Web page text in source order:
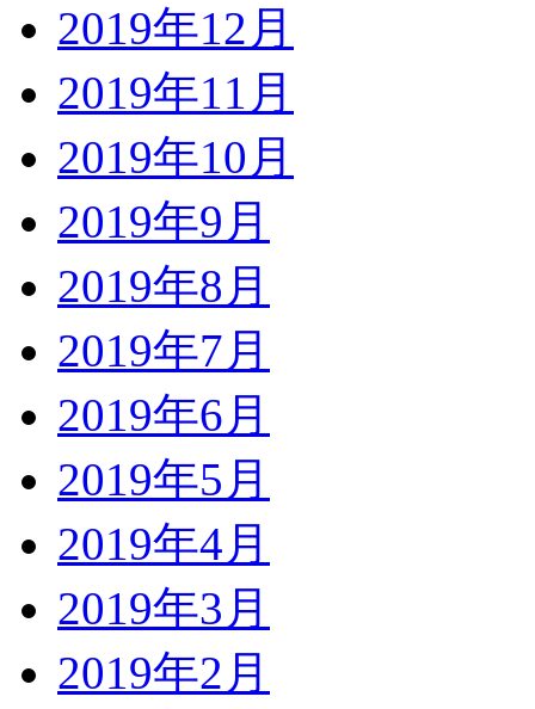
2019年12月
2019年11月
2019年10月
2019年9月
2019年8月
2019年7月
2019年6月
2019年5月
2019年4月
2019年3月
2019年2月